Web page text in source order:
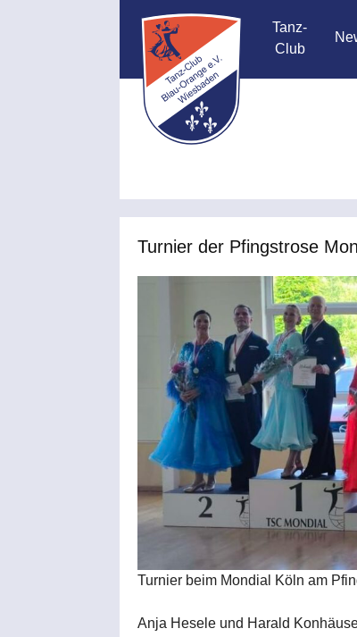
Tanz-
Club
Turnier der Pfingstrose
Turnier beim Mondial Köln am
Anja Hesele und Harald